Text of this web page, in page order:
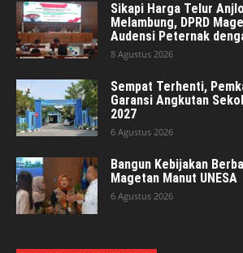
Sikapi Harga Telur
Melambung, DPRD
Audensi Peternak
8 Agustus 2026
Sempat Terhenti,
Garansi Angkutan
2027
6 Agustus 2026
Bangun Kebijakan
Magetan Manut UNESA
6 Agustus 2026